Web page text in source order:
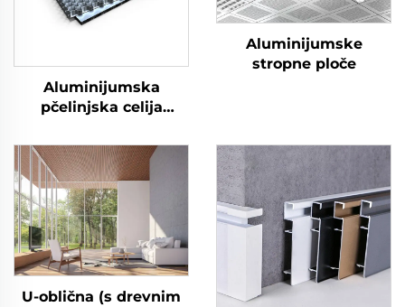
Aluminijumska
pčelinjska celija
Aluminijumske
stropne ploče
U-oblična (s drevnim